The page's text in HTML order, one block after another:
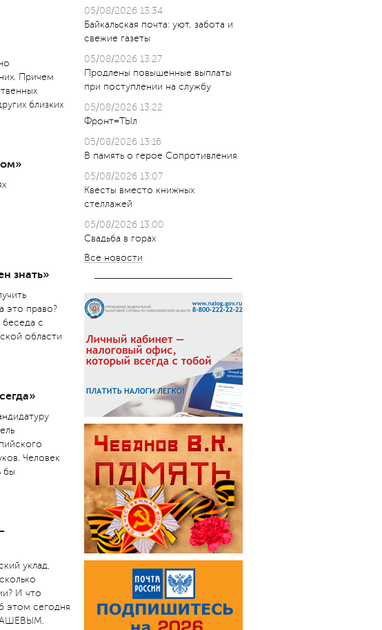
Причем
близких
знать»
это право?
беседа с
области
Человек
бы
уклад,
И что
этом сегодня
05/08/2026 13:34
Байкальская почта: уют, забота и
свежие газеты
05/08/2026 13:27
Продлены повышенные выплаты
при поступлении на службу
05/08/2026 13:22
Фронт=ТЫл
05/08/2026 13:16
В память о герое Сопротивления
05/08/2026 13:07
Квесты вместо книжных
стеллажей
05/08/2026 13:00
Свадьба в горах
Все новости